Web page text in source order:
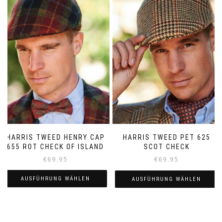
auf.
Die
Optionen
können
auf
der
Produktseite
gewählt
werden
auf
der
Produktseite
gewählt
werden
HARRIS TWEED HENRY CAP
655 ROT CHECK OF ISLAND
€69.95
AUSFÜHRUNG WÄHLEN
HARRIS TWEED PET 625
SCOT CHECK
€69.95
AUSFÜHRUNG WÄHLEN